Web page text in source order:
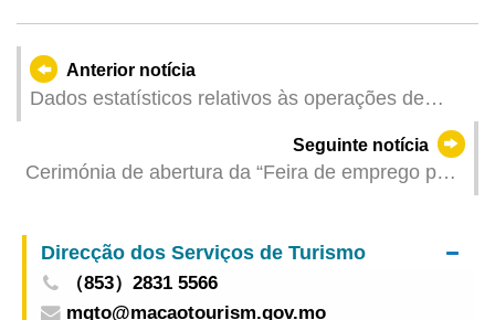
Anterior notícia
Dados estatísticos relativos às operações de
combate aos trabalhadores ilegais dos meses de
Seguinte notícia
Cerimónia de abertura da “Feira de emprego para
unem esforços para apoiar o desenvolvimento da
carreira profissional dos jovens
Direcção dos Serviços de Turismo
（853）2831 5566
mgto@macaotourism.gov.mo